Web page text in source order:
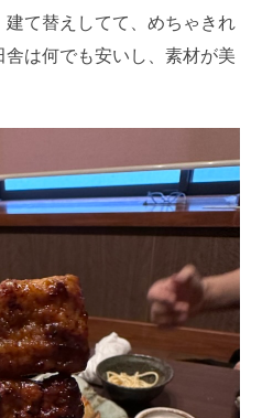
建て替えしてて、めちゃきれ
は何でも安いし、素材が美